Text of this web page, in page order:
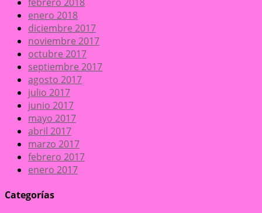
enero 2018
diciembre 2017
noviembre 2017
octubre 2017
septiembre 2017
agosto 2017
julio 2017
junio 2017
mayo 2017
abril 2017
marzo 2017
febrero 2017
enero 2017
Categorías